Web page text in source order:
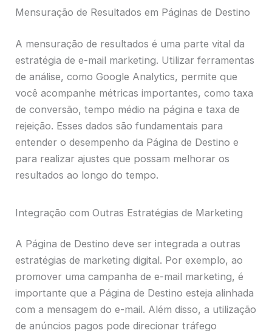
Mensuração de Resultados em Páginas de Destino
A mensuração de resultados é uma parte vital da
estratégia de e-mail marketing. Utilizar ferramentas
de análise, como Google Analytics, permite que
você acompanhe métricas importantes, como taxa
de conversão, tempo médio na página e taxa de
rejeição. Esses dados são fundamentais para
entender o desempenho da Página de Destino e
para realizar ajustes que possam melhorar os
resultados ao longo do tempo.
Integração com Outras Estratégias de Marketing
A Página de Destino deve ser integrada a outras
estratégias de marketing digital. Por exemplo, ao
promover uma campanha de e-mail marketing, é
importante que a Página de Destino esteja alinhada
com a mensagem do e-mail. Além disso, a utilização
de anúncios pagos pode direcionar tráfego